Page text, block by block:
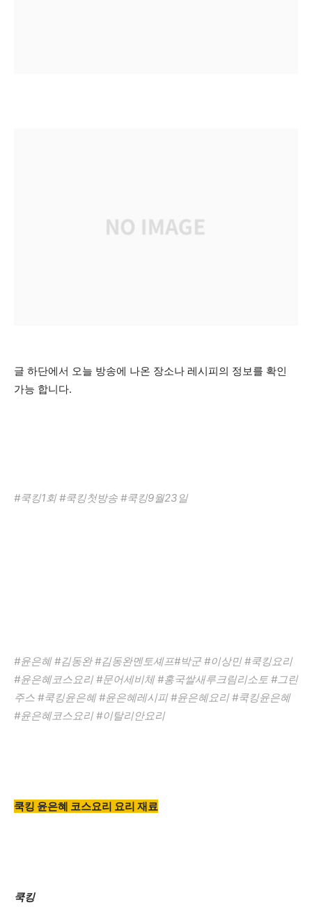
글 하단에서 오늘 방송에 나온 장소나 레시피의 정보를 확인
가능 합니다.
#쿡킹1회 #쿡킹첫방송 #쿡킹9월23일
#윤은혜 #김동완 #김동완멘토셰프#박군 #이상민 #쿡킹요리
#윤은혜코스요리 #문어세비체 #홍국쌀새루크림리소토 #그린
주스 #쿡킹윤은혜 #윤은혜레시피 #윤은혜요리 #쿡킹윤은혜
#윤은혜코스요리 #이탈리안요리
쿡킹 윤은혜 코스요리 요리 재료
쿡킹